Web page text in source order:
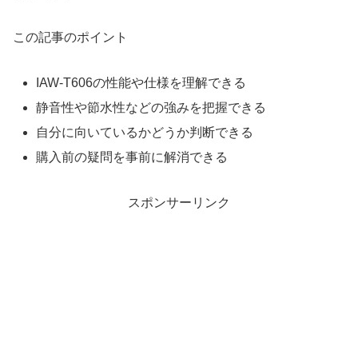
この記事のポイント
IAW-T606の性能や仕様を理解できる
静音性や節水性などの強みを把握できる
自分に向いているかどうか判断できる
購入前の疑問を事前に解消できる
スポンサーリンク